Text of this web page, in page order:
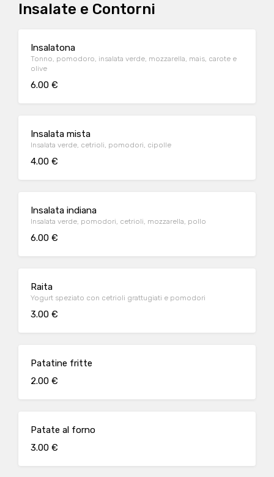
Insalate e Contorni
Insalatona
Tonno, pomodoro, insalata verde, mozzarella, mais, carote e
olive
6.00 €
Insalata mista
Insalata verde, cetrioli, pomodori, cipolle
4.00 €
Insalata indiana
Insalata verde, pomodori, cetrioli, mozzarella, pollo
6.00 €
Raita
Yogurt speziato con cetrioli grattugiati e pomodori
3.00 €
Patatine fritte
2.00 €
Patate al forno
3.00 €